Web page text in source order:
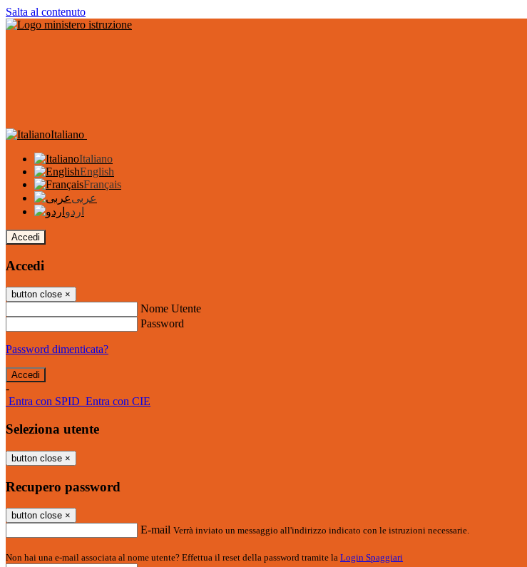
Salta al contenuto
Italiano
Italiano
English
Français
عربى
اردو
Accedi
Accedi
button close ×
Nome Utente
Password
Password dimenticata?
-
Entra con SPID Entra con CIE
Seleziona utente
button close ×
Recupero password
button close ×
E-mail Verrà inviato un messaggio all'indirizzo indicato con le istruzioni necessarie.
Non hai una e-mail associata al nome utente? Effettua il reset della password tramite la Login Spaggiari